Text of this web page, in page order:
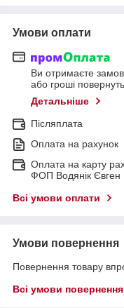
Умови оплати
Ви отримаєте
або гроші
Детальніше
Післяплата
Оплата на рахунок
Оплата на карту
ФОП Водянік Євген
Всі умови оплати
Умови повернення
Повернення товару
Всі умови повернення